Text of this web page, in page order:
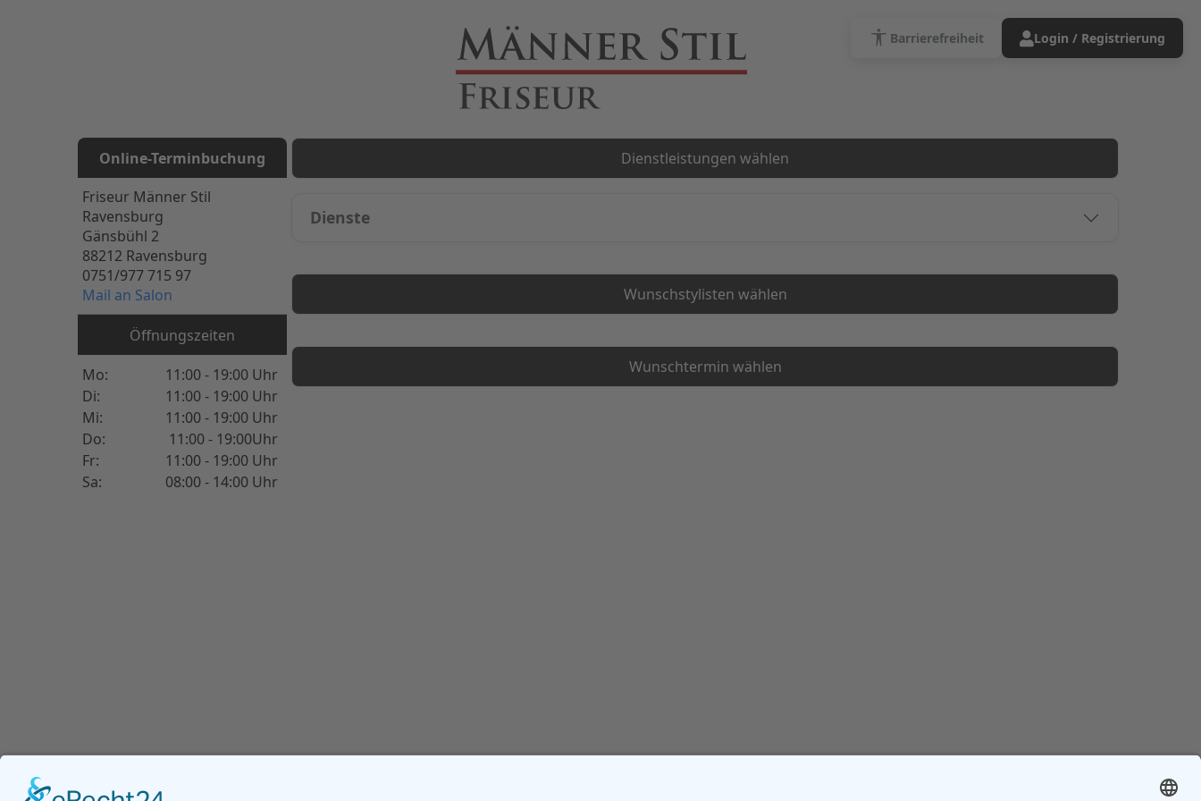
Barrierefreiheit Login / Registrierung
Online-Terminbuchung
Online-Terminbuchung
Friseur Männer Stil
Ravensburg
Gänsbühl 2
88212 Ravensburg
0751/977 715 97
Mail an Salon
Öffnungszeiten
Mo:
11:00 - 19:00 Uhr
Di:
11:00 - 19:00 Uhr
Mi:
11:00 - 19:00 Uhr
Do:
11:00 - 19:00Uhr
Fr:
11:00 - 19:00 Uhr
Sa:
08:00 - 14:00 Uhr
Dienstleistungen wählen
Dienste
Wunschstylisten wählen
Wunschtermin wählen